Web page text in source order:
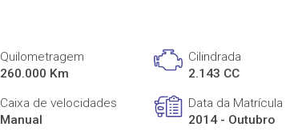
Quilometragem
260.000 Km
Cilindrada
2.143 CC
Caixa de velocidades
Manual
Data da Matrícula
2014 - Outubro